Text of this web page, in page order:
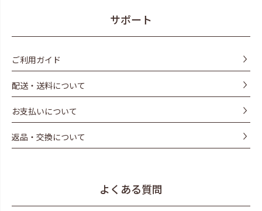
サポート
ご利用ガイド
配送・送料について
お支払いについて
返品・交換について
よくある質問